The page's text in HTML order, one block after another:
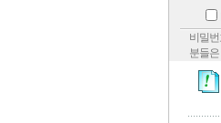
비밀
분들은